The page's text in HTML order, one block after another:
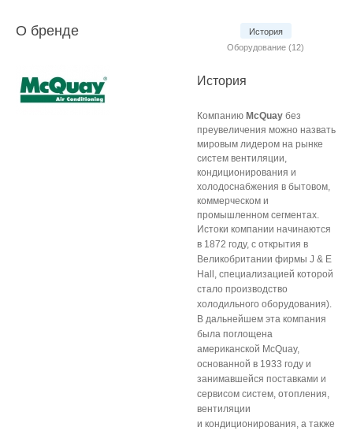
О бренде
История
Оборудование (12)
История
Компанию McQuay без
преувеличения можно назвать
мировым лидером на рынке
систем вентиляции,
кондиционирования и
холодоснабжения в бытовом,
коммерческом и
промышленном сегментах.
Истоки компании начинаются
в 1872 году, с открытия в
Великобритании фирмы J & Е
Hall, специализацией которой
стало производство
холодильного оборудования).
В дальнейшем эта компания
была поглощена
американской McQuay,
основанной в 1933 году и
занимавшейся поставками и
сервисом систем, отопления,
вентиляции
и кондиционирования, а также